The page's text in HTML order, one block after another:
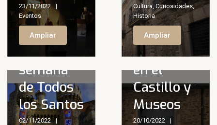
23/11/2022
Eventos
Ampliar
Cultura, Curiosidades,
Historia
Ampliar
de visitas
en el fin
de
semana
de Todos
los Santos
02/11/2022
Actividades
en
octubre
en el
Castillo y
Museos
20/10/2022
Nueva